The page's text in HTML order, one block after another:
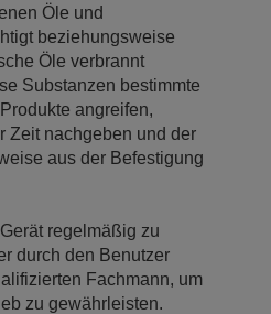
Öle und
beziehungsweise
Öle verbrannt
Substanzen bestimmte
angreifen,
Zeit nachgeben und der
aus der Befestigung
regelmäßig zu
durch den Benutzer
Fachmann, um
zu gewährleisten.